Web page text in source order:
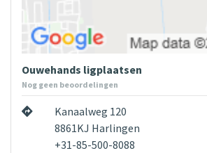
Ouwehands ligplaatsen
Nog geen beoordelingen
Kanaalweg 120
8861KJ Harlingen
+31-85-500-8088